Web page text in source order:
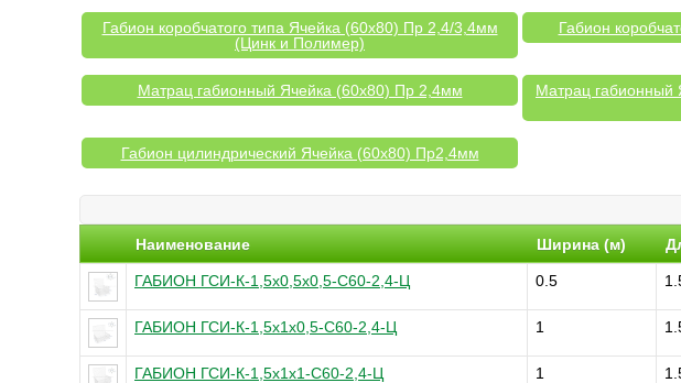
Габион коробчатого типа Ячейка (60х80) Пр 2,4/3,4мм
(Цинк и Полимер)
Габион
Матрац габионный Ячейка (60x80) Пр 2,4мм
Матрац габионный
Габион цилиндрический Ячейка (60х80) Пр2,4мм
Наименование Ширина (м)
ГАБИОН ГСИ-К-1,5х0,5х0,5-С60-2,4-Ц 0.5
ГАБИОН ГСИ-К-1,5х1х0,5-С60-2,4-Ц 1
ГАБИОН ГСИ-К-1,5х1х1-С60-2,4-Ц 1